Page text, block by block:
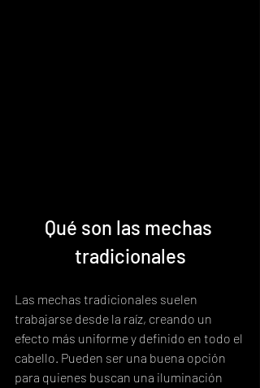
Qué son las mechas
tradicionales
Las mechas tradicionales suelen
trabajarse desde la raíz, creando un
efecto más uniforme y definido en todo el
cabello. Pueden ser una buena opción
para quienes buscan una iluminación